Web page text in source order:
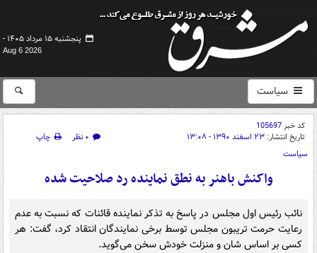
پنجشنبه ۱۵ مرداد ۱۴۰۵ -
Aug 6 2026
سیاست
کد خبر105697
تاریخ انتشار: ۲۳ اسفند ۱۳۹۰ - ۱۳:۰۸ ۰ نظر
چاپ
سیاست
واکنش باهنر به نطق نماینده رد صلاحیت شده
نائب رئیس اول مجلس در پاسخ به تذکر نماینده قائنات که نسبت به عدم
رعایت حرمت تریبون مجلس توسط برخی نمایندگان انتقاد کرد، ‌گفت:‌ هر
کسی بر اساس شان و منزلت خودش سخن می‌گوید.